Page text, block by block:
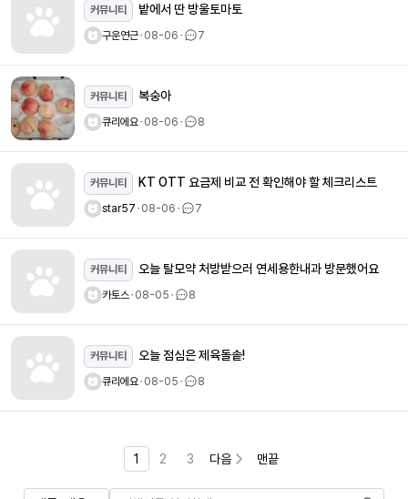
커뮤니티 밭에서 딴 방울토마토
구운연근ㆍ08-06ㆍ 7
커뮤니티 복숭아
큐리에요ㆍ08-06ㆍ 8
커뮤니티 KT OTT 요금제 비교 전 확인해야 할 체크리스트
star57ㆍ08-06ㆍ 7
커뮤니티 오늘 탈모약 처방받으러 연세용한내과 방문했어요
카토스ㆍ08-05ㆍ 8
커뮤니티 오늘 점심은 제육돌솥!
큐리에요ㆍ08-05ㆍ 8
1 2 3 다음 맨끝